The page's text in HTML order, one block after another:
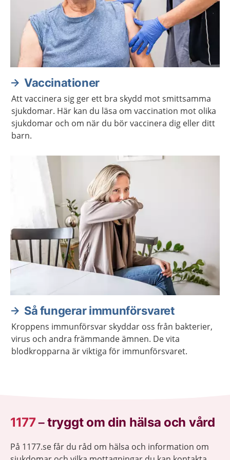
Vaccinationer
Att vaccinera sig ger ett bra skydd mot smittsamma
sjukdomar. Här kan du läsa om vaccination mot olika
sjukdomar och om när du bör vaccinera dig eller ditt
barn.
Så fungerar immunförsvaret
Kroppens immunförsvar skyddar oss från bakterier,
virus och andra främmande ämnen. De vita
blodkropparna är viktiga för immunförsvaret.
1177–tryggt om din hälsa och vård
På 1177.se får du råd om hälsa och information om